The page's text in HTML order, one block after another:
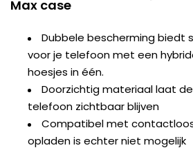
Max case
Dubbele bescherming biedt
voor je telefoon met een
hoesjes in één.
Doorzichtig materiaal laat
telefoon zichtbaar blijven
Compatibel met
opladen is echter niet mogelijk